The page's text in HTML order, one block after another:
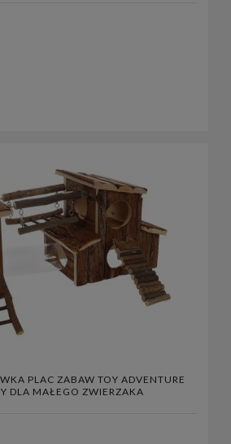
PLAC ZABAW TOY ADVENTURE
DLA MAŁEGO ZWIERZAKA